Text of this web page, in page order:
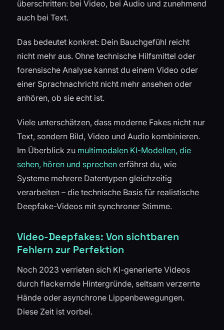
überschritten: bei Video, bei Audio und zunehmend
auch bei Text.
Das bedeutet konkret: Dein Bauchgefühl reicht
nicht mehr aus. Ohne technische Hilfsmittel oder
forensische Analyse kannst du einem Video oder
einer Sprachnachricht nicht mehr ansehen oder
anhören, ob sie echt ist.
Viele unterschätzen, dass moderne Fakes nicht nur
Text, sondern Bild, Video und Audio kombinieren.
Im Überblick zu multimodalen KI-Modellen, die
sehen, hören und sprechen erfährst du, wie
Systeme mehrere Datentypen gleichzeitig
verarbeiten – die technische Basis für realistische
Deepfake-Videos mit synchroner Stimme.
Video-Deepfakes: Von sichtbaren
Fehlern zur Perfektion
Noch 2023 verrieten sich KI-generierte Videos
durch flackernde Hintergründe, seltsam verzerrte
Hände oder asynchrone Lippenbewegungen.
Diese Zeit ist vorbei.